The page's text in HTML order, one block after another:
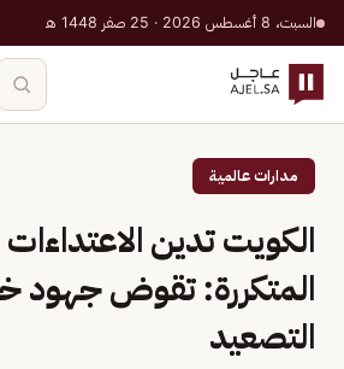
السبت، 8 أغسطس 2026 · 25 صفر 1448 هـ
مدارات عالمية
الكويت تدين الاعتداءات
المتكررة: تقوض
التصعيد